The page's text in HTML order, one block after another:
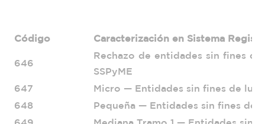
Código Caracterización en Sistema
646
Rechazo de entidades sin fines
SSPyME
647
Micro — Entidades sin fines de
648
Pequeña — Entidades sin fines de